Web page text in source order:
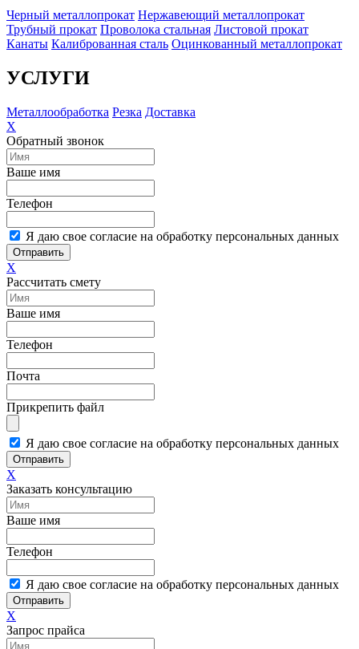
Черный металлопрокат Нержавеющий металлопрокат
Трубный прокат Проволока стальная Листовой прокат
Канаты Калиброванная сталь Оцинкованный металлопрокат
УСЛУГИ
Металлообработка Резка Доставка
X
Обратный звонок
Ваше имя
Телефон
Я даю свое согласие на обработку персональных данных
Отправить
X
Рассчитать смету
Ваше имя
Телефон
Почта
Прикрепить файл
Я даю свое согласие на обработку персональных данных
Отправить
X
Заказать консультацию
Ваше имя
Телефон
Я даю свое согласие на обработку персональных данных
Отправить
X
Запрос прайса